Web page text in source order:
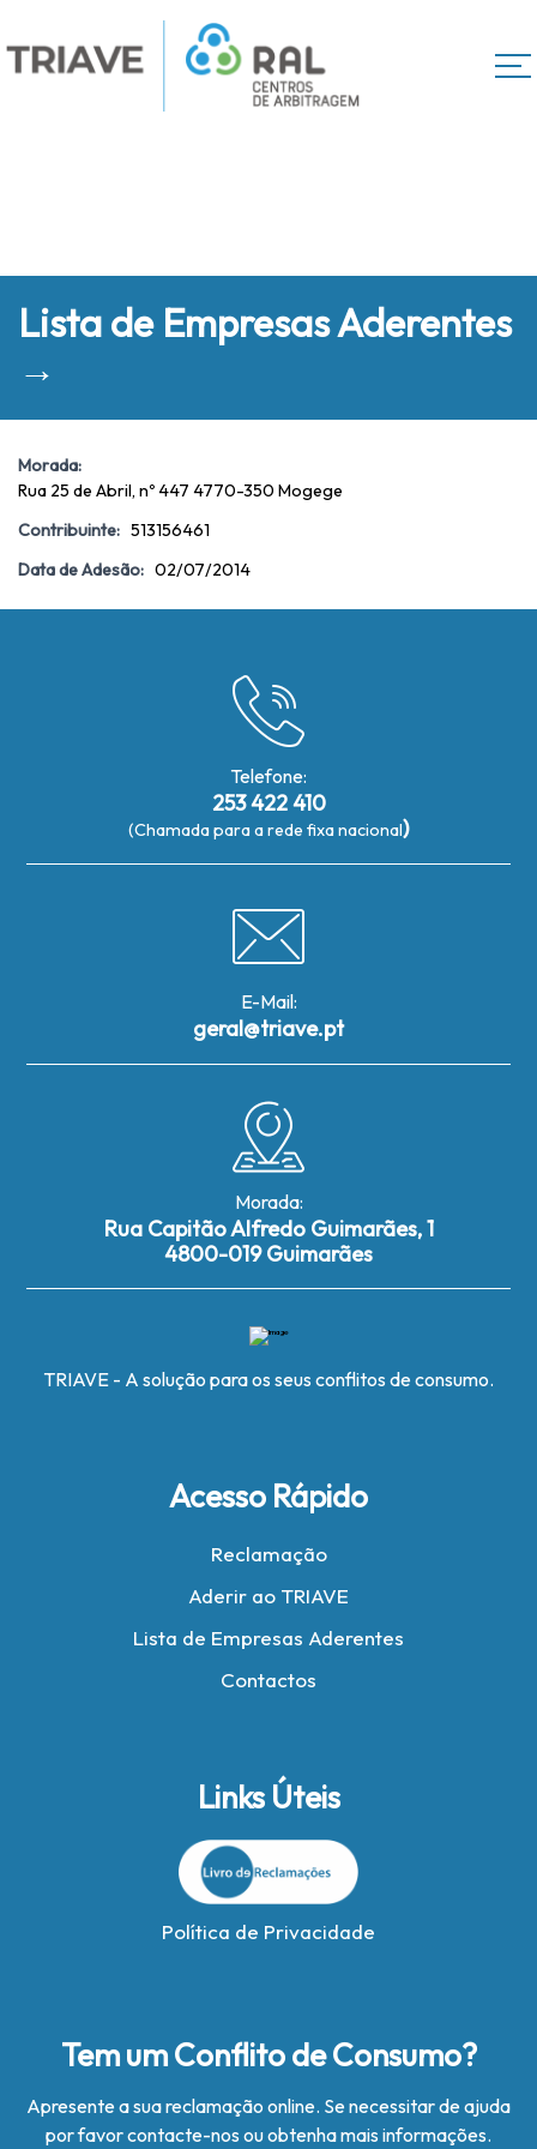
Lista de Empresas Aderentes
→
Morada:
Rua 25 de Abril, nº 447 4770-350 Mogege
Contribuinte: 513156461
Data de Adesão: 02/07/2014
Telefone:
253 422 410
(Chamada para a rede fixa nacional)
E-Mail:
geral@triave.pt
Morada:
Rua Capitão Alfredo Guimarães, 1
4800-019 Guimarães
TRIAVE - A solução para os seus conflitos de consumo.
Acesso Rápido
Reclamação
Aderir ao TRIAVE
Lista de Empresas Aderentes
Contactos
Links Úteis
Política de Privacidade
Tem um Conflito de Consumo?
Apresente a sua reclamação online. Se necessitar de ajuda
por favor contacte-nos ou obtenha mais informações.